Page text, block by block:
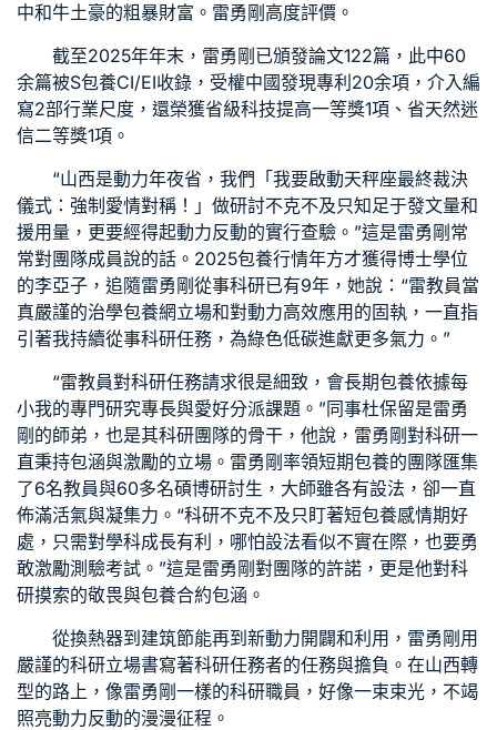
中和牛土豪的粗暴財富。雷勇剛高度評價。
截至2025年年末，雷勇剛已頒發論文122篇，此中60
余篇被S包養CI/EI收錄，受權中國發現專利20余項，介入編
寫2部行業尺度，還榮獲省級科技提高一等獎1項、省天然迷
信二等獎1項。
“山西是動力年夜省，我們「我要啟動天秤座最終裁決
儀式：強制愛情對稱！」做研討不克不及只知足于發文量和
援用量，更要經得起動力反動的實行查驗。”這是雷勇剛常
常對團隊成員說的話。2025包養行情年方才獲得博士學位
的李亞子，追隨雷勇剛從事科研已有9年，她說：“雷教員當
真嚴謹的治學包養網立場和對動力高效應用的固執，一直指
引著我持續從事科研任務，為綠色低碳進獻更多氣力。”
“雷教員對科研任務請求很是細致，會長期包養依據每
小我的專門研究專長與愛好分派課題。”同事杜保留是雷勇
剛的師弟，也是其科研團隊的骨干，他說，雷勇剛對科研一
直秉持包涵與激勵的立場。雷勇剛率領短期包養的團隊匯集
了6名教員與60多名碩博研討生，大師雖各有設法，卻一直
佈滿活氣與凝集力。“科研不克不及只盯著短包養感情期好
處，只需對學科成長有利，哪怕設法看似不實在際，也要勇
敢激勵測驗考試。”這是雷勇剛對團隊的許諾，更是他對科
研摸索的敬畏與包養合約包涵。
從換熱器到建筑節能再到新動力開闢和利用，雷勇剛用
嚴謹的科研立場書寫著科研任務者的任務與擔負。在山西轉
型的路上，像雷勇剛一樣的科研職員，好像一束束光，不竭
照亮動力反動的漫漫征程。